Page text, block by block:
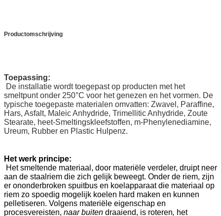
Productomschrijving
Toepassing:
De installatie wordt toegepast op producten met het
smeltpunt onder 250°C voor het genezen en het vormen. De
typische toegepaste materialen omvatten: Zwavel, Paraffine,
Hars, Asfalt, Maleic Anhydride, Trimellitic Anhydride, Zoute
Stearate, heet-Smeltingskleefstoffen, m-Phenylenediamine,
Ureum, Rubber en Plastic Hulpenz.
Het werk principe:
Het smeltende materiaal, door materiële verdeler, druipt neer
aan de staalriem die zich gelijk beweegt. Onder de riem, zijn
er ononderbroken spuitbus en koelapparaat die materiaal op
riem zo spoedig mogelijk koelen hard maken en kunnen
pelletiseren. Volgens materiële eigenschap en
procesvereisten, naar buiten draaiend, is roteren, het